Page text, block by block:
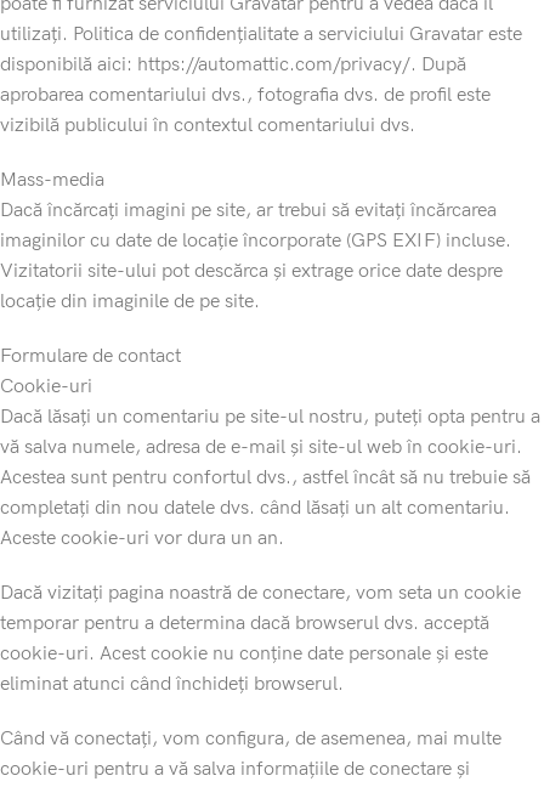
utilizați. Politica de confidențialitate a serviciului Gravatar este
disponibilă aici: https://automattic.com/privacy/. După
aprobarea comentariului dvs., fotografia dvs. de profil este
vizibilă publicului în contextul comentariului dvs.
Mass-media
Dacă încărcați imagini pe site, ar trebui să evitați încărcarea
imaginilor cu date de locație încorporate (GPS EXIF) incluse.
Vizitatorii site-ului pot descărca și extrage orice date despre
locație din imaginile de pe site.
Formulare de contact
Cookie-uri
Dacă lăsați un comentariu pe site-ul nostru, puteți opta pentru a
vă salva numele, adresa de e-mail și site-ul web în cookie-uri.
Acestea sunt pentru confortul dvs., astfel încât să nu trebuie să
completați din nou datele dvs. când lăsați un alt comentariu.
Aceste cookie-uri vor dura un an.
Dacă vizitați pagina noastră de conectare, vom seta un cookie
temporar pentru a determina dacă browserul dvs. acceptă
cookie-uri. Acest cookie nu conține date personale și este
eliminat atunci când închideți browserul.
Când vă conectați, vom configura, de asemenea, mai multe
cookie-uri pentru a vă salva informațiile de conectare și